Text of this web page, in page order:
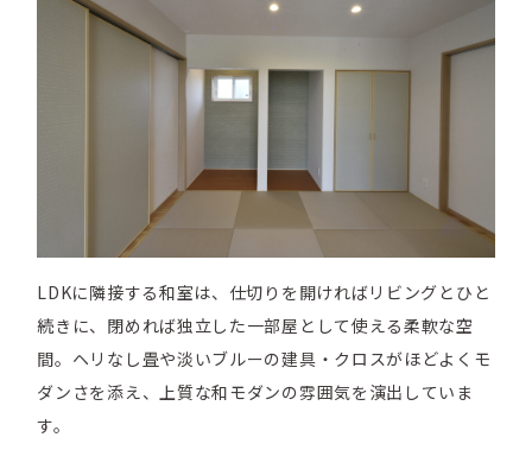
LDKに隣接する和室は、仕切りを開ければリビングとひと
続きに、閉めれば独立した一部屋として使える柔軟な空
間。ヘリなし畳や淡いブルーの建具・クロスがほどよくモ
ダンさを添え、上質な和モダンの雰囲気を演出していま
す。